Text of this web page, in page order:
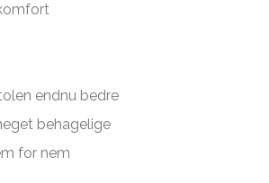
endnu bedre
behagelige
for nem